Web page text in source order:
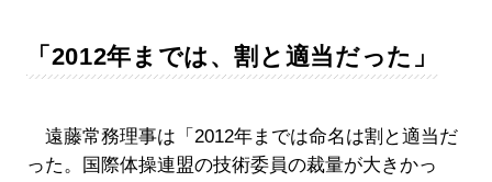
「2012年までは、割と適当だった」
遠藤常務理事は「2012年までは命名は割と適当だ
った。国際体操連盟の技術委員の裁量が大きかっ